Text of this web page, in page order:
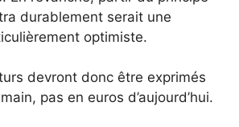
durablement serait une
optimiste.
devront donc être exprimés
pas en euros d’aujourd’hui.